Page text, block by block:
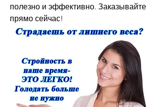
полезно и эффективно. Заказывайте
прямо сейчас!